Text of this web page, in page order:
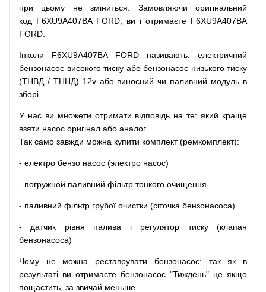
при
цьому не зміниться Замовляючи
оригінальний
код F6XU9A407BA FORD, ви і отримаєте F6XU9A407BA
FORD.
Інколи F6XU9A407BA FORD називають:
електричний
бензонасос високого тиску або бензонасос низького тиску
(ТНВД / ТННД) 12v або виносний чи паливний модуль в
зборі
У нас ви множети отримати відповідь на те: який краще
взяти насос оригінал або аналог
Так само завжди можна купити комплект (ремкомплект):
- електро бензо насос (электро насос)
- погружной паливний фільтр тонкого очищення
- паливний фільтр грубої очистки (сіточка бензонасоса)
- датчик рівня палива і регулятор тиску (клапан
бензонасоса)
Чому не можна реставрувати бензонасос: так як
в
результаті ви отримаєте бензонасос "Тиждень" це якщо
пощастить, за звичай меньше.